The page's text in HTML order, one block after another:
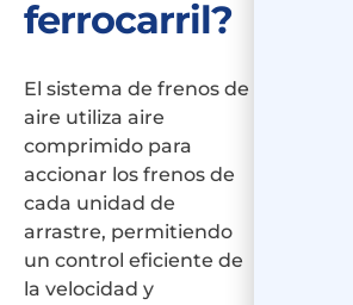
ferrocarril?
El sistema de frenos de
aire utiliza aire
comprimido para
accionar los frenos de
cada unidad de
arrastre, permitiendo
un control eficiente de
la velocidad y